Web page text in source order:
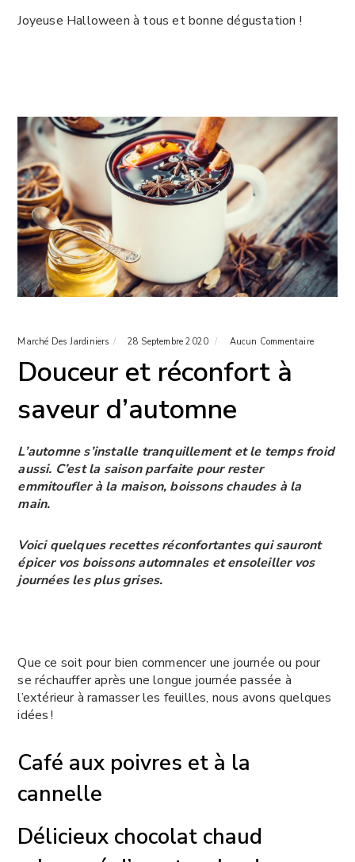
Joyeuse Halloween à tous et bonne dégustation !
Marché Des Jardiniers 28 Septembre 2020 Aucun Commentaire
Douceur et réconfort à
saveur d’automne
L’automne s’installe tranquillement et le temps froid
aussi. C’est la saison parfaite pour rester
emmitoufler à la maison, boissons chaudes à la
main.
Voici quelques recettes réconfortantes qui sauront
épicer vos boissons automnales et ensoleiller vos
journées les plus grises.
Que ce soit pour bien commencer une journée ou pour
se réchaufferaprès une longue journée passée à
l’extérieur à ramasser les feuilles, nous avons quelques
idées !
Café aux poivres et à la
cannelle
Délicieux chocolat chaud